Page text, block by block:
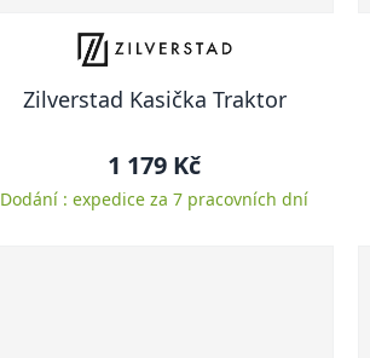
Zilverstad Kasička Traktor
1 179 Kč
Dodání : expedice za 7 pracovních dní